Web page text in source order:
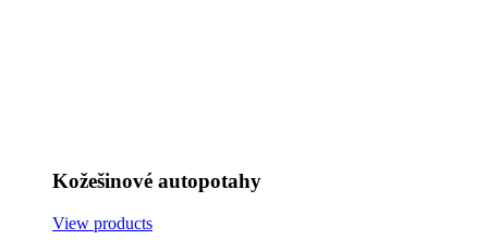
Kožešinové autopotahy
View products